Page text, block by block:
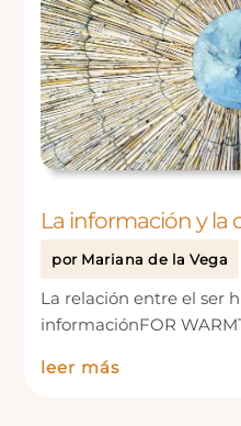
La información y la
por Mariana de la Vega
La relación entre el ser
informaciónFOR
leer más